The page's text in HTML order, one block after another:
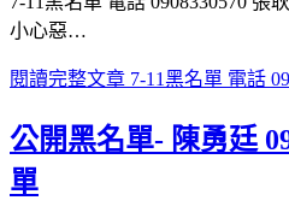
小心惡…
閱讀完整文章 7-11黑名單 電話
公開黑名單- 陳勇廷
單